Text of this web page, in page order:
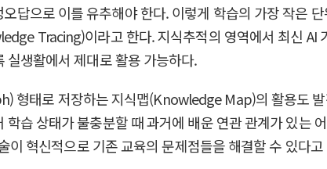
으로 이를 유추해야 한다. 이렇게 학습의 가장 작은
Tracing)이라고 한다. 지식추적의 영역에서 최신 AI
생활에서 제대로 활용 가능하다.
태로 저장하는 지식맵(Knowledge Map)의 활용도
습 상태가 불충분할 때 과거에 배운 연관 관계가 있는
혁신적으로 기존 교육의 문제점들을 해결할 수 있다